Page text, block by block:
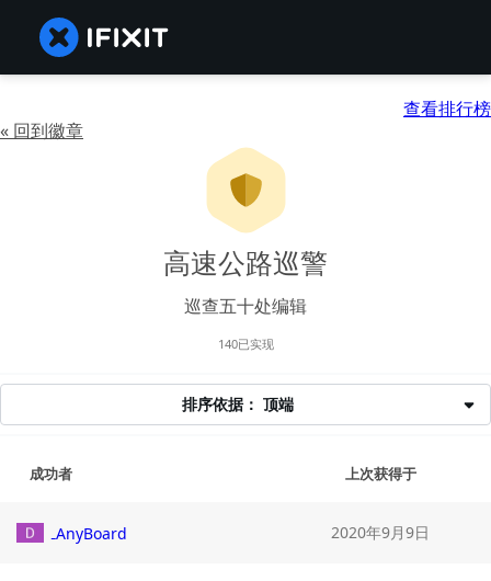
« 回到徽章
查看排行榜
高速公路巡警
巡查五十处编辑
140已实现
排序依据： 顶端
成功者 上次获得于
AnyBoard 2020年9月9日